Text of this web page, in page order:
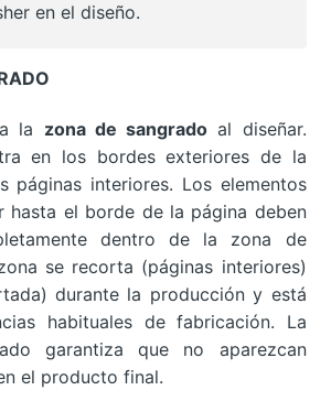
en el diseño.
la zona de sangrado al diseñar.
en los bordes exteriores de la
páginas interiores. Los elementos
hasta el borde de la página deben
dentro de la zona de
se recorta (páginas interiores)
durante la producción y está
habituales de fabricación. La
garantiza que no aparezcan
el producto final.